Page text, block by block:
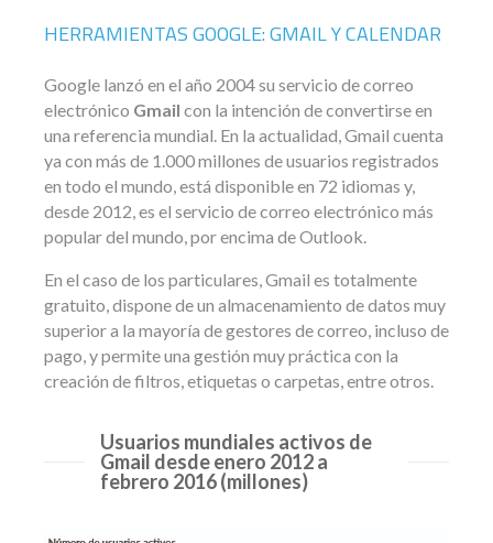
HERRAMIENTAS GOOGLE: GMAIL Y CALENDAR
Google lanzó en el año 2004 su servicio de correo
electrónico Gmail con la intención de convertirse en
una referencia mundial. En la actualidad, Gmail cuenta
ya con más de 1.000 millones de usuarios registrados
en todo el mundo, está disponible en 72 idiomas y,
desde 2012, es el servicio de correo electrónico más
popular del mundo, por encima de Outlook.
En el caso de los particulares, Gmail es totalmente
gratuito, dispone de un almacenamiento de datos muy
superior a la mayoría de gestores de correo, incluso de
pago, y permite una gestión muy práctica con la
creación de filtros, etiquetas o carpetas, entre otros.
Usuarios mundiales activos de
Gmail desde enero 2012 a
febrero 2016 (millones)